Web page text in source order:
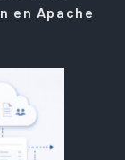
en Apache